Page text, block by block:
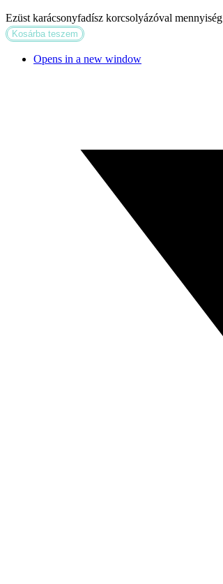
Ezüst karácsonyfadísz korcsolyázóval mennyiség
Kosárba teszem
Opens in a new window